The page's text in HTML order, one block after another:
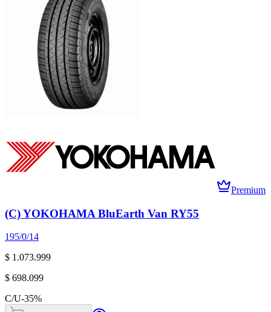
Premium
(C) YOKOHAMA BluEarth Van RY55
195/0/14
$ 1.073.999
$ 698.099
C/U-35%